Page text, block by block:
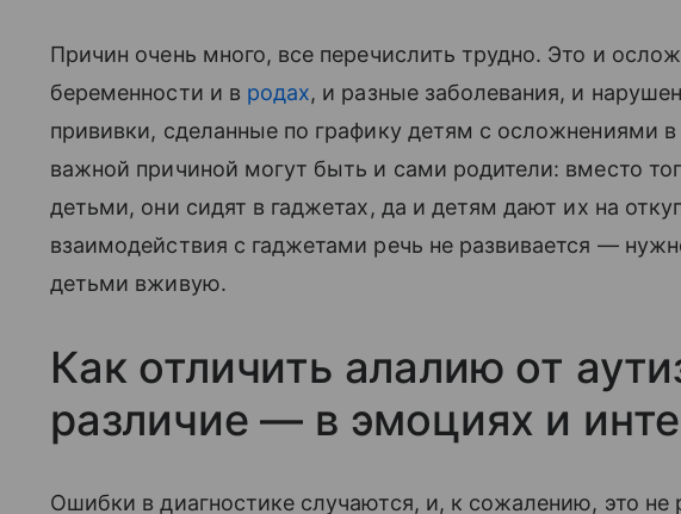
Причин очень много, все перечислить трудно. Это и
беременности и в родах, и разные заболевания, и
прививки, сделанные по графику детям с осложнениями
важной причиной могут быть и сами родители: вместо
детьми, они сидят в гаджетах, да и детям дают их на
взаимодействия с гаджетами речь не развивается —
детьми вживую.
Как отличить алалию от
различие — в эмоциях и
Ошибки в диагностике случаются, и, к сожалению, это не